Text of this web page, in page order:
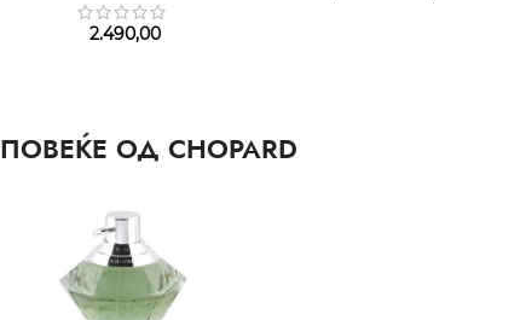
2.490,00
ПОВЕЌЕ ОД CHOPARD